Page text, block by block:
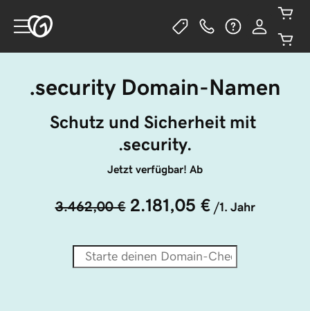
.security Domain-Namen
Schutz und Sicherheit mit
.security.
Jetzt verfügbar! Ab
3.462,00 € 2.181,05 € /1. Jahr